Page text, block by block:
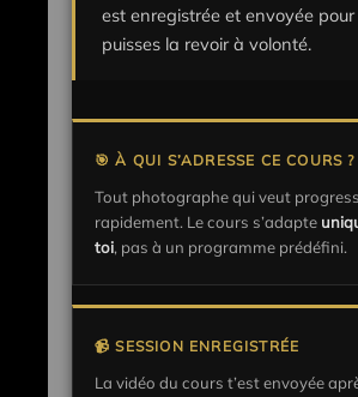
est enregistrée et envoyée
puisses la revoir à volonté.
🎯 À QUI S’ADRESSE CE COURS ?
Tout photographe qui veut
rapidement. Le cours s’adapte
toi, pas à un programme prédéfini.
📹 SESSION ENREGISTRÉE
La vidéo du cours t’est envoyée